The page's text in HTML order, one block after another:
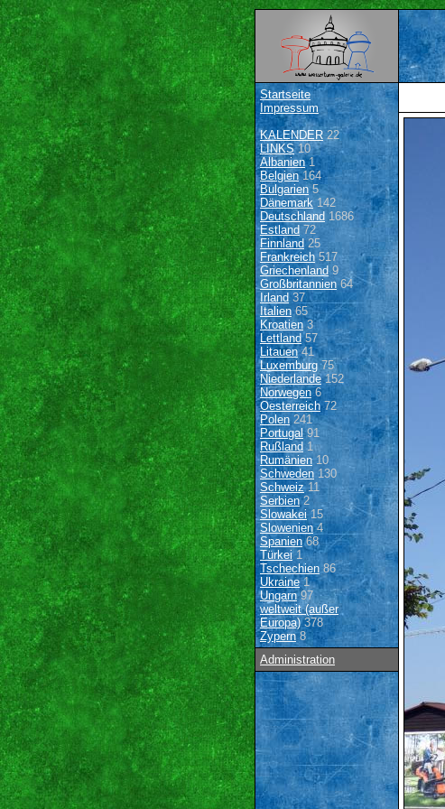
Startseite
Impressum
KALENDER22
LINKS10
Albanien1
Belgien164
Bulgarien 5
Dänemark142
Deutschland 1686
Estland 72
Finnland 25
Frankreich517
Griechenland9
Großbritannien64
Irland 37
Italien65
Kroatien3
Lettland57
Litauen41
Luxemburg 75
Niederlande152
Norwegen6
Oesterreich72
Polen 241
Portugal91
Rußland 1
Rumänien10
Schweden 130
Schweiz11
Serbien2
Slowakei15
Slowenien4
Spanien68
Türkei1
Tschechien 86
Ukraine1
Ungarn97
weltweit (außer
Europa)378
Zypern8
Administration